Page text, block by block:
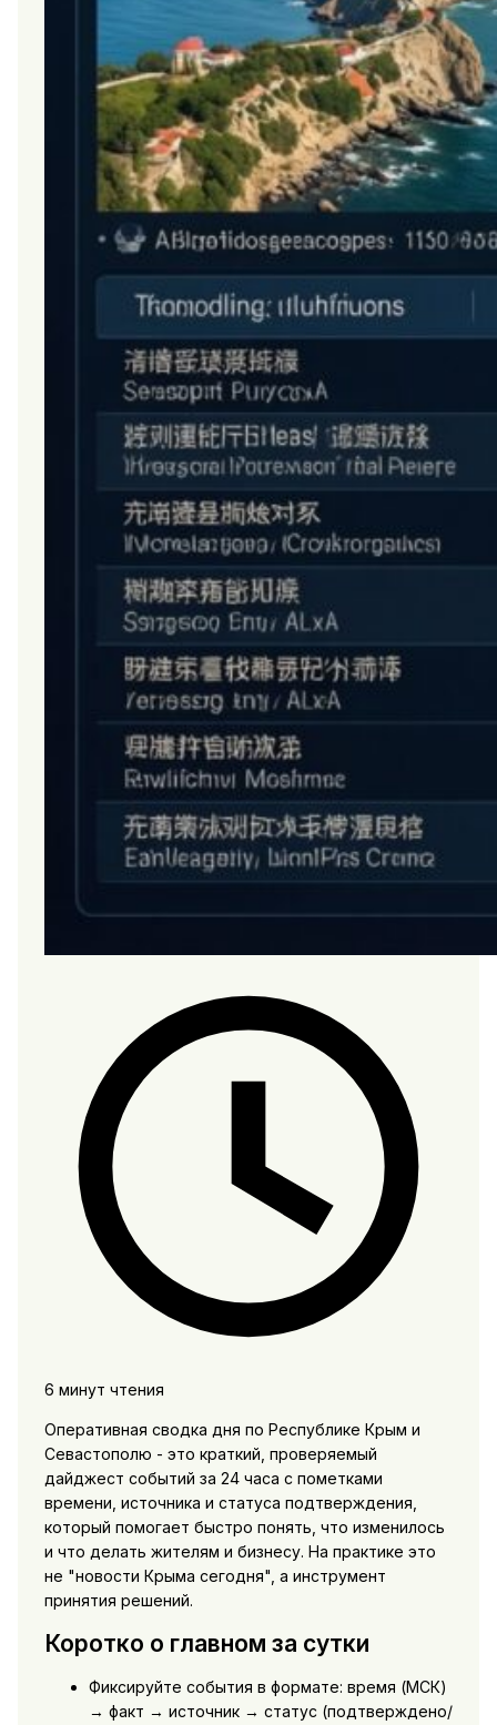
6 минут чтения
Оперативная сводка дня по Республике Крым и
Севастополю - это краткий, проверяемый
дайджест событий за 24 часа с пометками
времени, источника и статуса подтверждения,
который помогает быстро понять, что изменилось
и что делать жителям и бизнесу. На практике это
не "новости Крыма сегодня", а инструмент
принятия решений.
Коротко о главном за сутки
Фиксируйте события в формате: время (МСК)
→ факт → источник → статус (подтверждено/